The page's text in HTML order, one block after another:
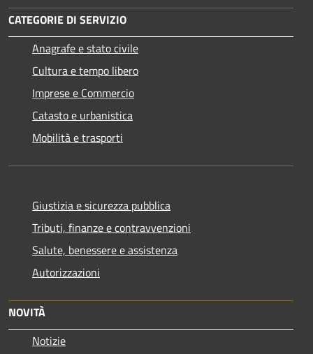
CATEGORIE DI SERVIZIO
Anagrafe e stato civile
Cultura e tempo libero
Imprese e Commercio
Catasto e urbanistica
Mobilità e trasporti
Giustizia e sicurezza pubblica
Tributi, finanze e contravvenzioni
Salute, benessere e assistenza
Autorizzazioni
NOVITÀ
Notizie